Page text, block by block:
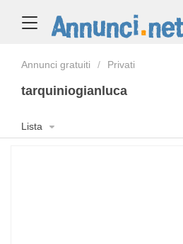
Annunci gratuiti Privati
tarquiniogianluca
Lista